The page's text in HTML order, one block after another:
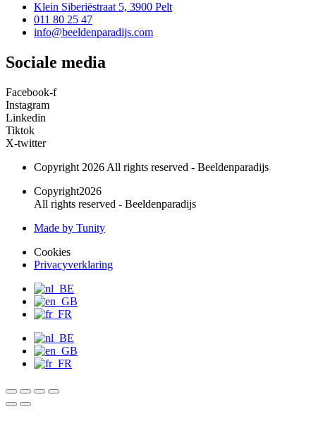
Klein Siberiëstraat 5, 3900 Pelt
011 80 25 47
info@beeldenparadijs.com
Sociale media
Facebook-f
Instagram
Linkedin
Tiktok
X-twitter
Copyright 2026 All rights reserved - Beeldenparadijs
Copyright2026
All rights reserved - Beeldenparadijs
Made by Tunity
Cookies
Privacyverklaring